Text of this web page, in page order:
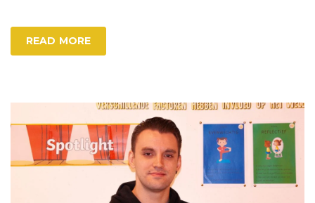
READ MORE